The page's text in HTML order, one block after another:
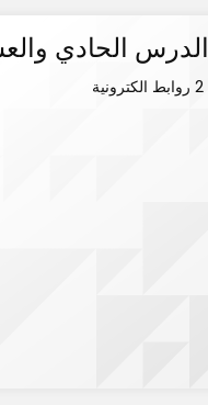
الدرس الحادي
2 روابط الكترونية